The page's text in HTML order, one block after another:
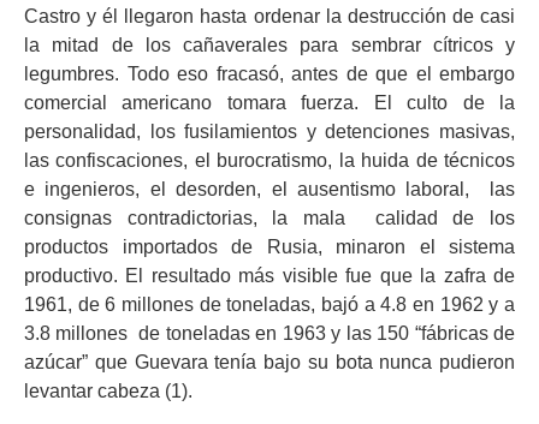
Castro y él llegaron hasta ordenar la destrucción de casi
la mitad de los cañaverales para sembrar cítricos y
legumbres. Todo eso fracasó, antes de que el embargo
comercial americano tomara fuerza. El culto de la
personalidad, los fusilamientos y detenciones masivas,
las confiscaciones, el burocratismo, la huida de técnicos
e ingenieros, el desorden, el ausentismo laboral, las
consignas contradictorias, la mala calidad de los
productos importados de Rusia, minaron el sistema
productivo. El resultado más visible fue que la zafra de
1961, de 6 millones de toneladas, bajó a 4.8 en 1962 y a
3.8 millones de toneladas en 1963 y las 150 “fábricas de
azúcar” que Guevara tenía bajo su bota nunca pudieron
levantar cabeza (1).